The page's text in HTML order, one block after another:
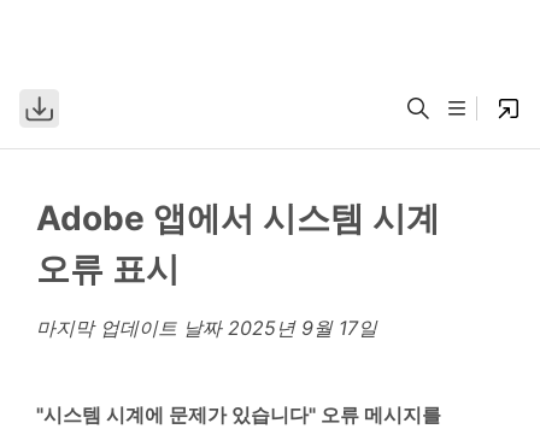
Adobe 앱에서 시스템 시계
오류 표시
마지막 업데이트 날짜 2025년 9월 17일
"시스템 시계에 문제가 있습니다" 오류 메시지를